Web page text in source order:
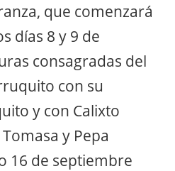
que comenzará
días 8 y 9 de
consagradas del
con su
y con Calixto
y Pepa
16 de septiembre